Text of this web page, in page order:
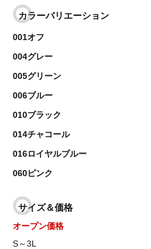
カラーバリエーション
001オフ
004グレー
005グリーン
006ブルー
010ブラック
014チャコール
016ロイヤルブルー
060ピンク
サイズ＆価格
オープン価格
S～3L